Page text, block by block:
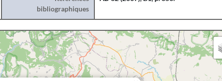
bibliographiques